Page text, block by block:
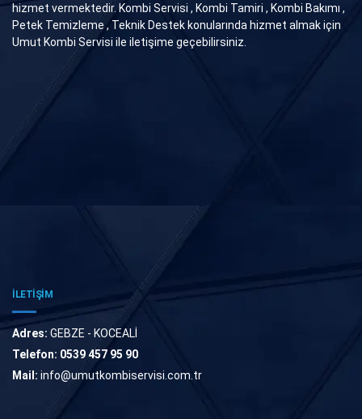
hizmet vermektedir. Kombi Servisi , Kombi Tamiri , Kombi Bakımı ,
Petek Temizleme , Teknik Destek konularında hizmet almak için
Umut Kombi Servisi ile iletişime geçebilirsiniz.
İLETİŞİM
Adres: GEBZE - KOCEALİ
Telefon: 0539 457 95 90
Mail: info@umutkombiservisi.com.tr